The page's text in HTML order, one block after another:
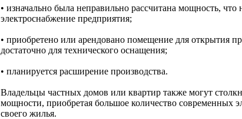
• изначально была неправильно рассчитана мощность, что
электроснабжение предприятия;
• приобретено или арендовано помещение для открытия
достаточно для технического оснащения;
• планируется расширение производства.
Владельцы частных домов или квартир также могут
мощности, приобретая большое количество современных
своего жилья.